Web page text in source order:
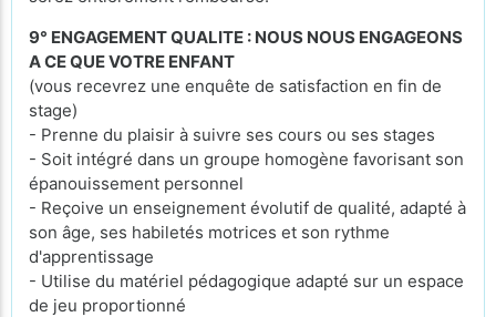
9° ENGAGEMENT QUALITE : NOUS NOUS ENGAGEONS
A CE QUE VOTRE ENFANT
(vous recevrez une enquête de satisfaction en fin de
stage)
- Prenne du plaisir à suivre ses cours ou ses stages
- Soit intégré dans un groupe homogène favorisant son
épanouissement personnel
- Reçoive un enseignement évolutif de qualité, adapté à
son âge, ses habiletés motrices et son rythme
d'apprentissage
- Utilise du matériel pédagogique adapté sur un espace
de jeu proportionné